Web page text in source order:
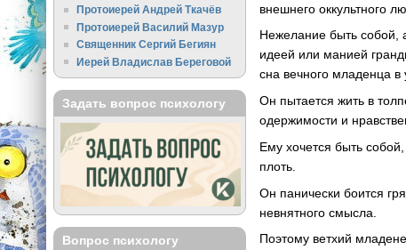
внешнего оккультного
Нежелание быть собой,
идеей или манией
сна вечного младенца
Он пытается жить в
одержимости и
Ему хочется быть
плоть.
Он панически боится
невнятного смысла.
Поэтому ветхий
Протоиерей Андрей Ткачёв
Протоиерей Василий Мазур
Священник Сергий Бегиян
Иерей Владислав Береговой
Задать вопрос психологу
Вопрос психологу